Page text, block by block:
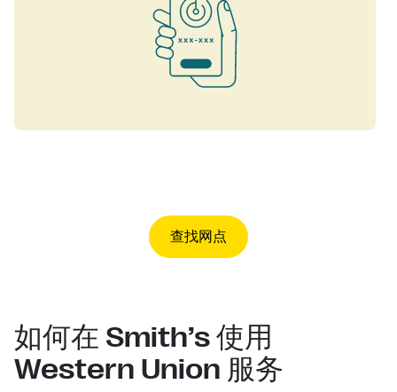
查找网点
如何在 Smith’s 使用
Western Union 服务